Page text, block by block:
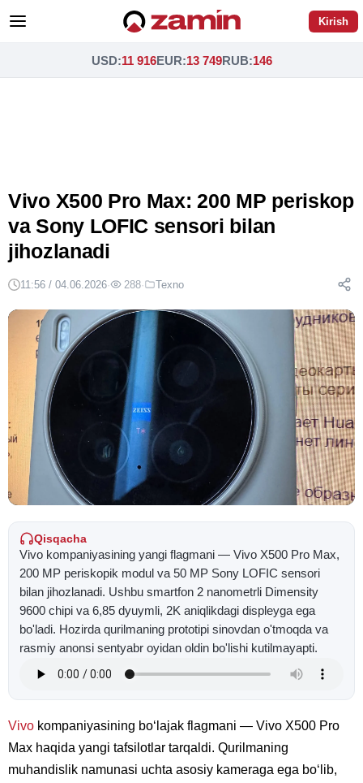
Kirish
USD:11 916EUR:13 749RUB:146
Vivo X500 Pro Max: 200 MP periskop
va Sony LOFIC sensori bilan
jihozlanadi
11:56 / 04.06.2026· 288· Texno
Qisqacha
Vivo kompaniyasining yangi flagmani — Vivo X500 Pro Max,
200 MP periskopik modul va 50 MP Sony LOFIC sensori
bilan jihozlanadi. Ushbu smartfon 2 nanometrli Dimensity
9600 chipi va 6,85 dyuymli, 2K aniqlikdagi displeyga ega
bo'ladi. Hozirda qurilmaning prototipi sinovdan o'tmoqda va
rasmiy anonsi sentyabr oyidan oldin bo'lishi kutilmayapti.
Vivo kompaniyasining boʻlajak flagmani — Vivo X500 Pro
Max haqida yangi tafsilotlar tarqaldi. Qurilmaning
muhandislik namunasi uchta asosiy kameraga ega boʻlib,